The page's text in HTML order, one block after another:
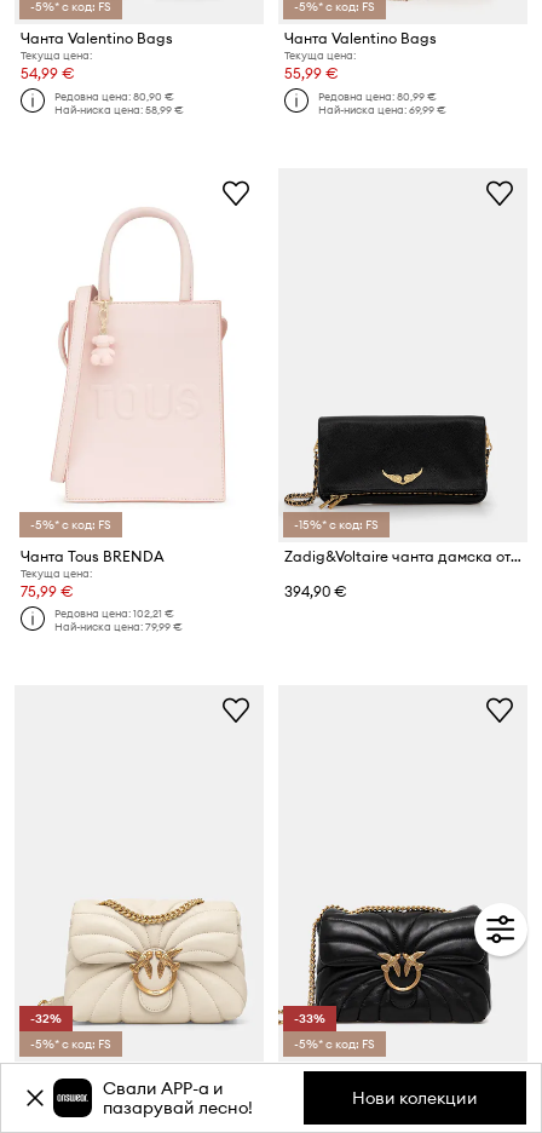
-5%* с код: FS
Чанта Valentino Bags
Текуща цена:
54,99 €
Редовна цена:80,90 €
Най-ниска цена:58,99 €
-5%* с код: FS
Чанта Valentino Bags
Текуща цена:
55,99 €
Редовна цена:80,99 €
Най-ниска цена:69,99 €
-5%* с код: FS
Чанта Tous BRENDA
Текуща цена:
75,99 €
Редовна цена:102,21 €
Най-ниска цена:79,99 €
-15%* с код: FS
Zadig&Voltaire чанта дамска от кожа ROCK GRAINED LEATHER
394,90 €
-32%
-5%* с код: FS
Pinko чанта дамска от кожа
Текуща цена:
259,90 €
-33%
-5%* с код: FS
Pinko чанта дамска от кожа
Текуща цена:
Свали APP-a и
пазарувай лесно!
Нови колекции